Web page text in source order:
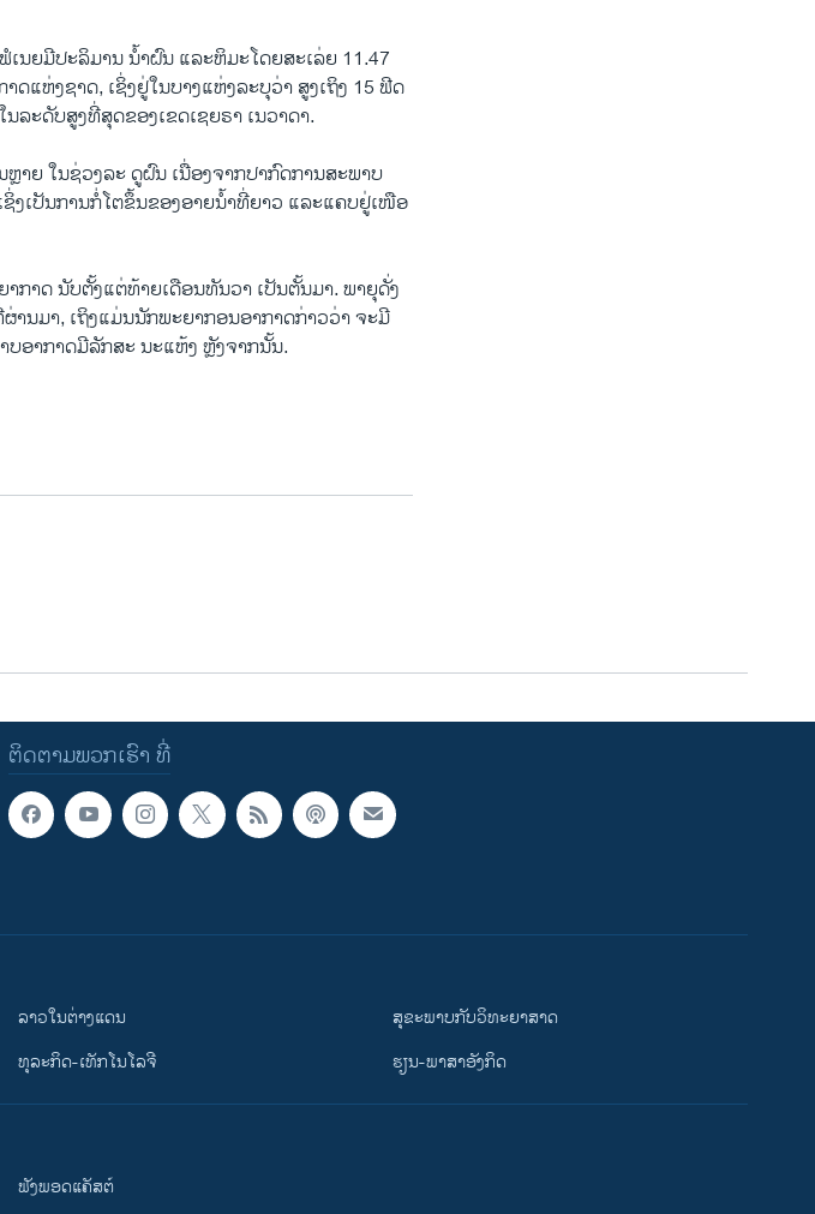
ນຍມີປະລິມານ ນໍ້າຝົນ ແລະຫິມະໂດຍສະເລ່ຍ 11.47
ແຫ່ງຊາດ, ເຊິ່ງ​ຢູ່​ໃນ​ບາງ​ແຫ່ງລະບຸວ່າ ສູງເຖິງ 15 ຟີດ
ະດັບສູງທີ່ສຸດຂອງ​ເຂດເຊຍຣາ ເນວາດາ.
າຍ ໃນຊ່ວງລະ ດູຝົນ ເນື່ອງຈາກປາກົດການສະພາບ
ງເປັນການ​ກໍ່​ໂຕ​ຂຶ້ນ​ຂອງອາຍນໍ້າທີ່ຍາວ ແລະແຄບຢູ່ເໜືອ
ກາດ ນັບຕັ້ງແຕ່ທ້າຍເດືອນທັນວາ ເປັນຕັ້ນມາ. ພາຍຸດັ່ງ
ນມາ, ເຖິງແມ່ນນັກພະຍາກອນອາກາດກ່າວວ່າ ຈະມີ
ອາກາດມີລັກສະ ນະແຫ້ງ ຫຼັງຈາກນັ້ນ.
ຕິດຕາມພວກເຮົາ ທີ່
ລາວໃນຕ່າງແດນ
ທຸລະກິດ-ເທັກໂນໂລຈີ
ສຸຂະພາບກັບວິທະຍາສາດ
ຮຽນ-ພາສາອັງກິດ
ຟັງພອດແຄັສຕ໌